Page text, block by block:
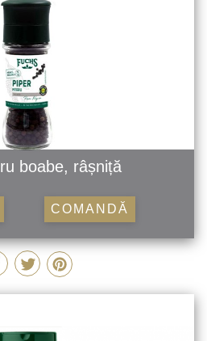
boabe, râșniță
COMANDĂ